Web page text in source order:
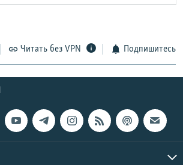
Читать без VPN Подпишитесь